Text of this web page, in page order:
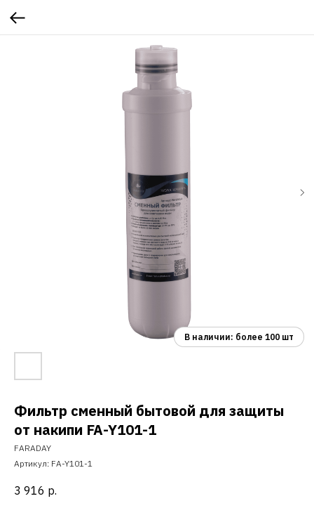
Фильтр сменный бытовой для защиты
от накипи FA-Y101-1
FARADAY
Артикул: FA-Y101-1
3 916 р.